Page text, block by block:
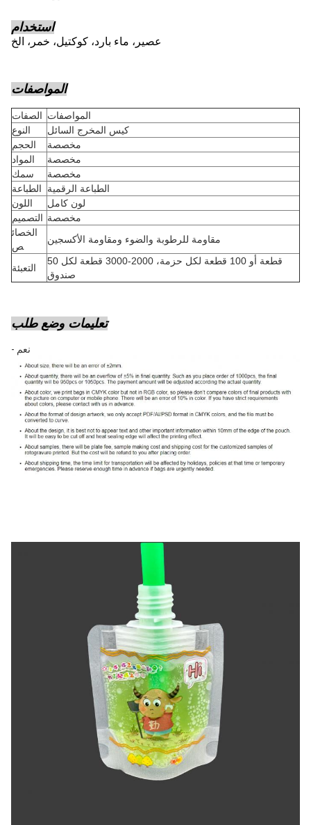
استخدام
عصير، ماء بارد، كوكتيل، خمر، الخ
المواصفات
الصفات المواصفات
النوع
كيس المخرج السائل
الحجم
مخصصة
المواد
مخصصة
سمك
مخصصة
الطباعة
الطباعة الرقمية
اللون
لون كامل
التصميم مخصصة
الخصائ
ص
مقاومة للرطوبة والضوء ومقاومة الأكسجين
التعبئة
50 قطعة أو 100 قطعة لكل حزمة، 2000-3000 قطعة لكل
صندوق
تعليمات وضع طلب
- نعم